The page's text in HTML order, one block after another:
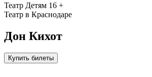
Театр Детям 16 +
Театр в Краснодаре
Дон Кихот
Купить билеты